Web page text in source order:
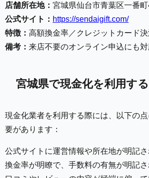
店舗所在地： 宮城県仙台市青葉区一番
公式サイト： https://sendaigift.com/
特徴： 高額換金率／クレジットカード
備考： 来店不要のオンライン申込にも
宮城県で現金化を利用す
現金化業者を利用する際には、以下の
要があります：
公式サイトに運営情報や所在地が明記
換金率が明瞭で、手数料の有無が明記